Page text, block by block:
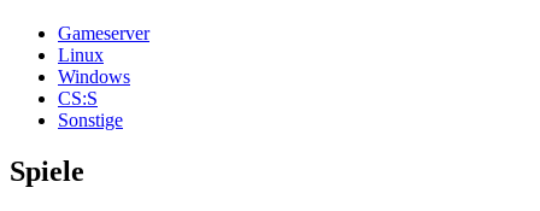
Gameserver
Linux
Windows
CS:S
Sonstige
Spiele